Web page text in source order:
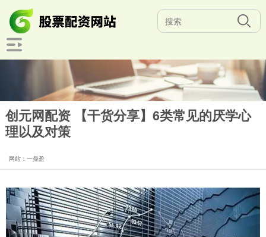
创元网配资 【干货分享】6类常见的厌学心
理以及对策
网站：一鼎盈